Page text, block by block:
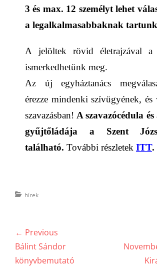
3 és max. 12 személyt lehet
a legalkalmasabbaknak
A
jelöltek rövid életrajzával a
ismerkedhetünk meg.
Az új egyháztanács
érezze mindenki szívügyének, és
szavazásban!A szavazócédula
gyűjtőládája a Szent
található. További részletek ITT.
Categories
hírek
Bejegyzés
navigáció
← Previous
Previous
post:
Bálint Sándor
könyvbemutató
Next